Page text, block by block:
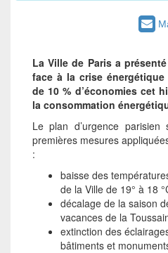
La Ville de Paris a
face à la crise
de 10 % d’économies cet
la consommation
Le plan d’urgence parisien
premières mesures
:
baisse des
de la Ville de 19° à 18
décalage de la saison
vacances de la
extinction des
bâtiments et